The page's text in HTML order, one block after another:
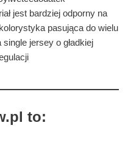
jest bardziej odporny na
pasująca do wielu
jersey o gładkiej
to: